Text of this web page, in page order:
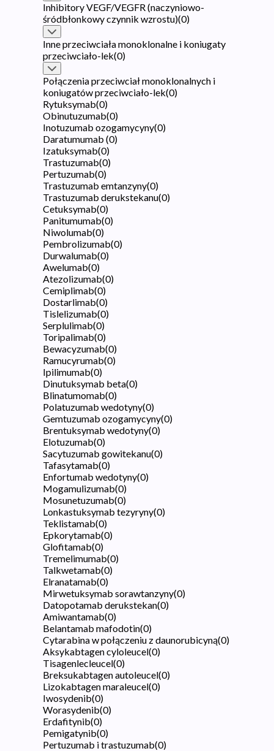
Inhibitory VEGF/VEGFR (naczyniowo-
śródbłonkowy czynnik wzrostu)(0)
Inne przeciwciała monoklonalne i koniugaty
przeciwciało-lek(0)
Połączenia przeciwciał monoklonalnych i
koniugatów przeciwciało-lek(0)
Rytuksymab(0)
Obinutuzumab(0)
Inotuzumab ozogamycyny(0)
Daratumumab (0)
Izatuksymab(0)
Trastuzumab(0)
Pertuzumab(0)
Trastuzumab emtanzyny(0)
Trastuzumab derukstekanu(0)
Cetuksymab(0)
Panitumumab(0)
Niwolumab(0)
Pembrolizumab(0)
Durwalumab(0)
Awelumab(0)
Atezolizumab(0)
Cemiplimab(0)
Dostarlimab(0)
Tislelizumab(0)
Serplulimab(0)
Toripalimab(0)
Bewacyzumab(0)
Ramucyrumab(0)
Ipilimumab(0)
Dinutuksymab beta(0)
Blinatumomab(0)
Polatuzumab wedotyny(0)
Gemtuzumab ozogamycyny(0)
Brentuksymab wedotyny(0)
Elotuzumab(0)
Sacytuzumab gowitekanu(0)
Tafasytamab(0)
Enfortumab wedotyny(0)
Mogamulizumab(0)
Mosunetuzumab(0)
Lonkastuksymab tezyryny(0)
Teklistamab(0)
Epkorytamab(0)
Glofitamab(0)
Tremelimumab(0)
Talkwetamab(0)
Elranatamab(0)
Mirwetuksymab sorawtanzyny(0)
Datopotamab derukstekan(0)
Amiwantamab(0)
Belantamab mafodotin(0)
Cytarabina w połączeniu z daunorubicyną(0)
Aksykabtagen cyloleucel(0)
Tisagenlecleucel(0)
Breksukabtagen autoleucel(0)
Lizokabtagen maraleucel(0)
Iwosydenib(0)
Worasydenib(0)
Erdafitynib(0)
Pemigatynib(0)
Pertuzumab i trastuzumab(0)